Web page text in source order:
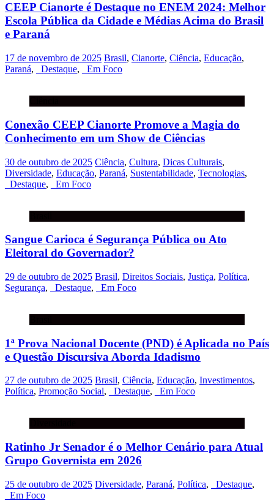
CEEP Cianorte é Destaque no ENEM 2024: Melhor
Escola Pública da Cidade e Médias Acima do Brasil
e Paraná
17 de novembro de 2025 Brasil, Cianorte, Ciência, Educação,
Paraná, _Destaque, _Em Foco
Conexão CEEP Cianorte Promove a Magia do
Conhecimento em um Show de Ciências
30 de outubro de 2025 Ciência, Cultura, Dicas Culturais,
Diversidade, Educação, Paraná, Sustentabilidade, Tecnologias,
_Destaque, _Em Foco
Sangue Carioca é Segurança Pública ou Ato
Eleitoral do Governador?
29 de outubro de 2025 Brasil, Direitos Sociais, Justiça, Política,
Segurança, _Destaque, _Em Foco
1ª Prova Nacional Docente (PND) é Aplicada no País
e Questão Discursiva Aborda Idadismo
27 de outubro de 2025 Brasil, Ciência, Educação, Investimentos,
Política, Promoção Social, _Destaque, _Em Foco
Ratinho Jr Senador é o Melhor Cenário para Atual
Grupo Governista em 2026
25 de outubro de 2025 Diversidade, Paraná, Política, _Destaque,
_Em Foco